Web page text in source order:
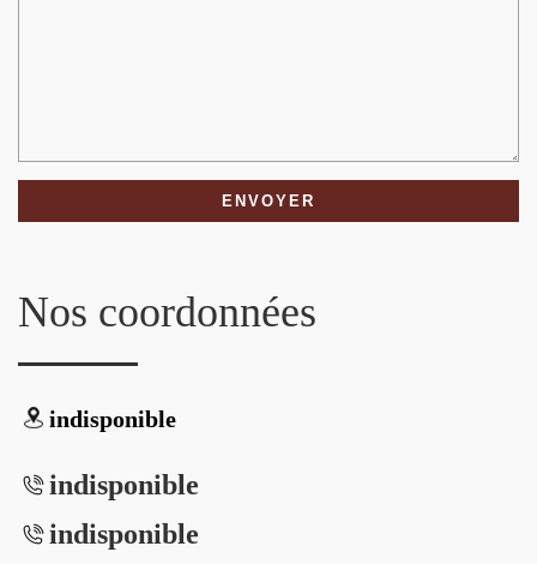
Nos coordonnées
indisponible
indisponible
indisponible